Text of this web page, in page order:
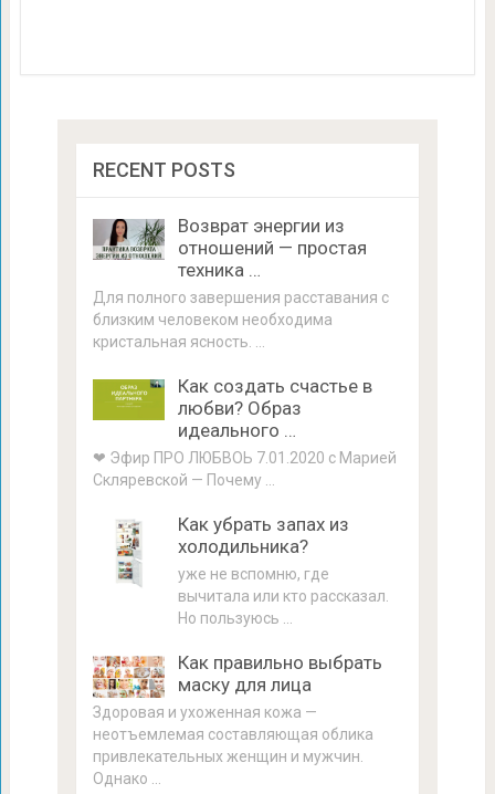
RECENT POSTS
Возврат энергии из
отношений — простая
техника …
Для полного завершения расставания с
близким человеком необходима
кристальная ясность. …
Как создать счастье в
любви? Образ
идеального …
❤ Эфир ПРО ЛЮБВОЬ 7.01.2020 с Марией
Скляревской — Почему …
Как убрать запах из
холодильника?
уже не вспомню, где
вычитала или кто рассказал.
Но пользуюсь …
Как правильно выбрать
маску для лица
Здоровая и ухоженная кожа —
неотъемлемая составляющая облика
привлекательных женщин и мужчин.
Однако …